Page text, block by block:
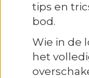
tips en
bod.
Wie in de
het